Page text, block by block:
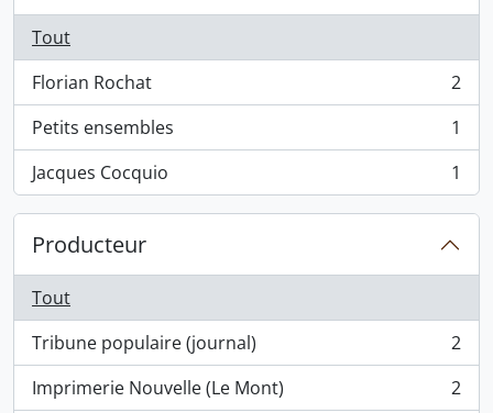
Tout
Florian Rochat
, 2 résultats
2
Petits ensembles
, 1 résultats
1
Jacques Cocquio
, 1 résultats 1
Producteur
Tout
Tribune populaire (journal)
, 2 résultats
2
Imprimerie Nouvelle (Le Mont)
, 2 résultats
2